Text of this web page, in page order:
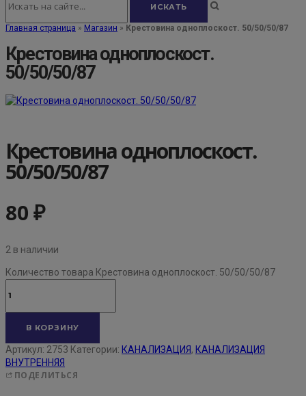
Главная страница » Магазин » Крестовина одноплоскост. 50/50/50/87
Крестовина одноплоскост.
50/50/50/87
Крестовина одноплоскост.
50/50/50/87
80₽
2 в наличии
Количество товара Крестовина одноплоскост. 50/50/50/87
В КОРЗИНУ
Артикул: 2753 Категории: КАНАЛИЗАЦИЯ, КАНАЛИЗАЦИЯ
ВНУТРЕННЯЯ
ПОДЕЛИТЬСЯ